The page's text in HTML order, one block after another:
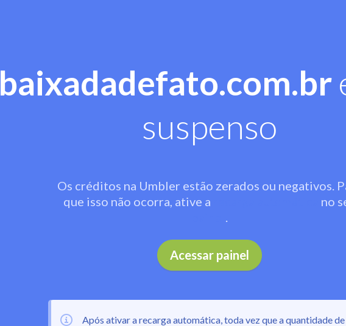
baixadadefato.com.br
suspenso
Os créditos na Umbler estão zerados ou negativos.
que isso não ocorra, ative a
no
.
Acessar painel
Após ativar a recarga automática, toda vez que a quantidade de